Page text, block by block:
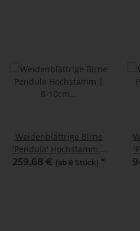
Weidenblättrige Birne
'Pendula' Hochstamm |
8-10cm Stammumfang
259,68 € (ab 8 Stück) *